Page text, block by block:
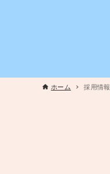
ホーム 採用情報